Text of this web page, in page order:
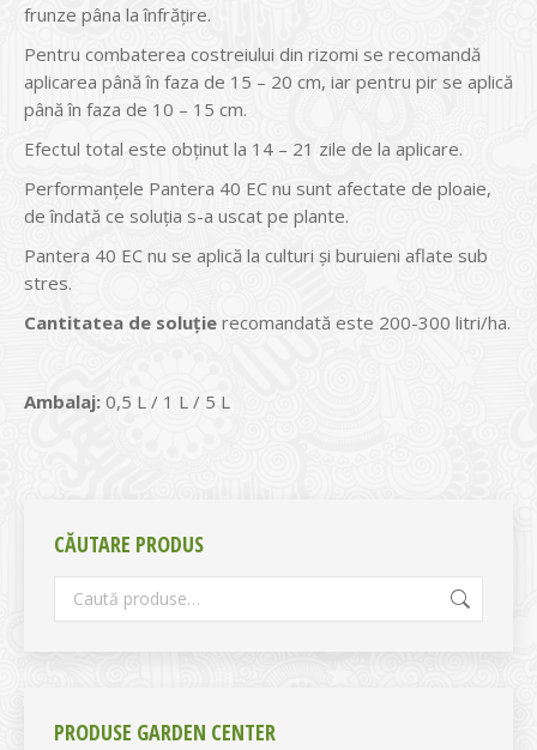
frunze pâna la înfrățire.
Pentru combaterea costreiului din rizomi se recomandă
aplicarea până în faza de 15 – 20 cm, iar pentru pir se aplică
până în faza de 10 – 15 cm.
Efectul total este obținut la 14 – 21 zile de la aplicare.
Performanțele Pantera 40 EC nu sunt afectate de ploaie,
de îndată ce soluția s-a uscat pe plante.
Pantera 40 EC nu se aplică la culturi și buruieni aflate sub
stres.
Cantitatea de soluţie recomandată este 200-300 litri/ha.
Ambalaj: 0,5 L / 1 L / 5 L
CĂUTARE PRODUS
PRODUSE GARDEN CENTER